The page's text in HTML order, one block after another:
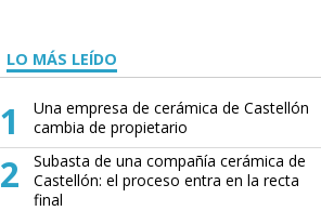
LO MÁS LEÍDO
1
Una empresa de cerámica de Castellón
cambia de propietario
2
Subasta de una compañía cerámica de
Castellón: el proceso entra en la recta
final